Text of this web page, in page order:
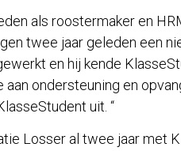
als roostermaker en
twee jaar geleden een
en hij kende
ondersteuning en
uit. “
Losser al twee jaar met